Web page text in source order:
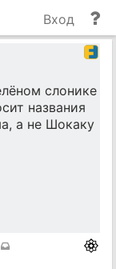
и
Вход
слонике
названия
а не Шокаку